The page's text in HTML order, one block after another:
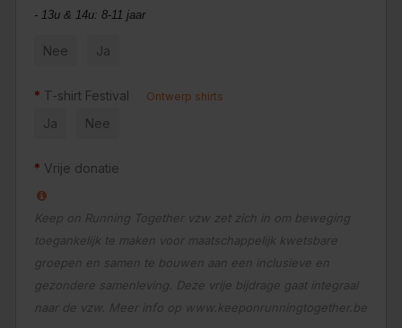
- 13u & 14u: 8-11 jaar
Nee Ja
T-shirt Festival Ontwerp shirts
Ja Nee
Vrije donatie
Keep on Running Together vzw zet zich in om beweging
toegankelijk te maken voor maatschappelijk kwetsbare
groepen en samen te bouwen aan een inclusieve en
gezondere samenleving. Deze vrije bijdrage gaat integraal
naar de vzw. Meer info op www.keeponrunningtogether.be